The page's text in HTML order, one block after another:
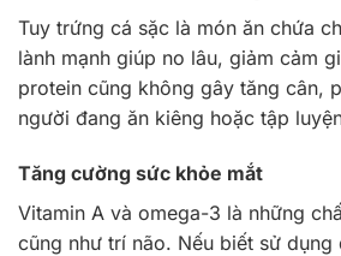
Tuy trứng cá sặc là món ăn chứa
lành mạnh giúp no lâu, giảm cảm
protein cũng không gây tăng cân,
người đang ăn kiêng hoặc tập
Tăng cường sức khỏe mắt
Vitamin A và omega-3 là những
cũng như trí não. Nếu biết sử dụng